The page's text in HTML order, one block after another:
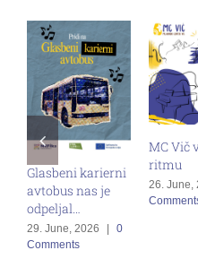
Glasbeni karierni
avtobus nas je
odpeljal…
29. June, 2026
0
Comments
MC Vič
ritmu
26. June,